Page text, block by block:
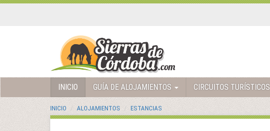
INICIO GUÍA DE ALOJAMIENTOS CIRCUITOS TURÍSTICOS
INICIO ALOJAMIENTOS ESTANCIAS